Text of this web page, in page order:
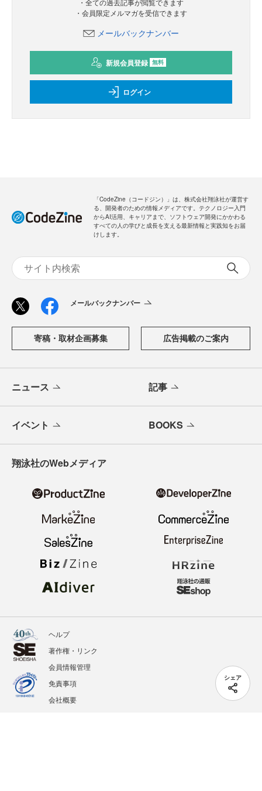
シェア
・全ての過去記事が閲覧できます
・会員限定メルマガを受信できます
メールバックナンバー
新規会員登録 無料
ログイン
「CodeZine（コードジン）」は、株式会社翔泳社が運営す
る、開発者のための情報メディアです。テクノロジー入門
からAI活用、キャリアまで、ソフトウェア開発にかかわる
すべての人の学びと成長を支える最新情報と実践知をお届
けします。
メールバックナンバー
寄稿・取材企画募集 広告掲載のご案内
ニュース 記事
イベント BOOKS
翔泳社のWebメディア
ヘルプ
著作権・リンク
会員情報管理
免責事項
会社概要